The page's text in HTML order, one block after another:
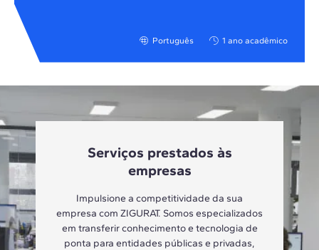
Português 1 ano acadêmico
Serviços prestados às
empresas
Impulsione a competitividade da sua
empresa com ZIGURAT. Somos especializados
em transferir conhecimento e tecnologia de
ponta para entidades públicas e privadas,